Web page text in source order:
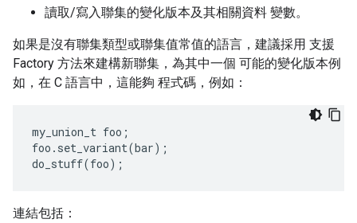
讀取/寫入聯集的變化版本及其相關資料 變數。
如果是沒有聯集類型或聯集值常值的語言，建議採用 支援
Factory 方法來建構新聯集，為其中一個 可能的變化版本例
如，在 C 語言中，這能夠 程式碼，例如：
my_union_t foo ;
foo . set_variant(bar);
do_stuff(foo);
連結包括：